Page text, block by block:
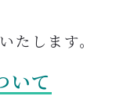
たします。
いて